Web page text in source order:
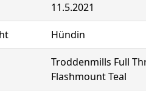
11.5.2021
Hündin
Troddenmills Full
Flashmount Teal